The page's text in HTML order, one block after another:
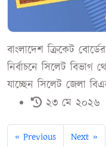
বাংলাদেশ ক্রিকেট
নির্বাচনে সিলেট বিভাগ
যাচ্ছেন সিলেট জেলা
২৩ মে ২০২৬
« Previous Next »